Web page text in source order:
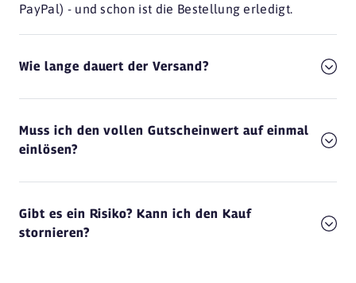
PayPal) - und schon ist die Bestellung erledigt.
Wie lange dauert der Versand?
Muss ich den vollen Gutscheinwert auf einmal
einlösen?
Gibt es ein Risiko? Kann ich den Kauf
stornieren?